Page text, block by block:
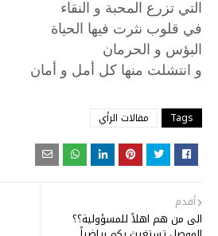
التي تزرع المحبة و النقاء
في قلوب نثرت فيها الحياة
البؤس و الحرمان
و انتشلت منها كل أمل و أمان
Tags مقالات الرأي
أقدم
الى من هم اهلاً للمسؤولية؟؟